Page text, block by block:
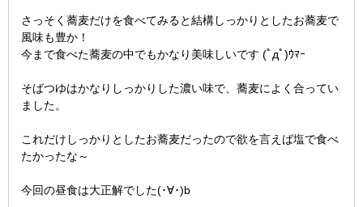
さっそく蕎麦だけを食べてみると結構しっかりとしたお蕎麦で
風味も豊か！
今まで食べた蕎麦の中でもかなり美味しいです (ﾟдﾟ)ｳﾏｰ
そばつゆはかなりしっかりした濃い味で、蕎麦によく合ってい
ました。
これだけしっかりとしたお蕎麦だったので欲を言えば塩で食べ
たかったな～
今回の昼食は大正解でした(･∀･)b